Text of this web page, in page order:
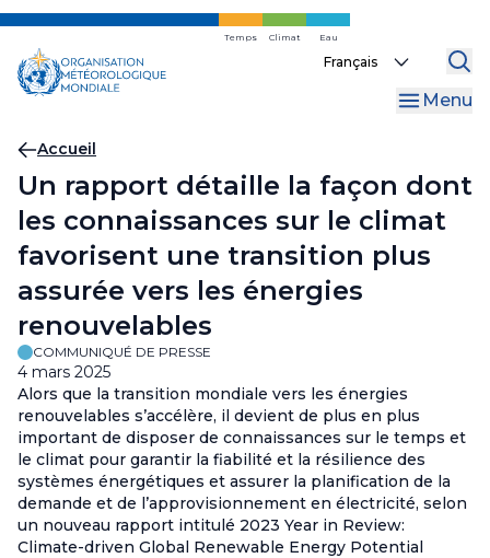
Skip
main
content
Temps Climat Eau
Select
Menu
Fil
d'Ariane
Accueil
Un rapport détaille la façon dont
les connaissances sur le climat
favorisent une transition plus
assurée vers les énergies
renouvelables
COMMUNIQUÉ DE PRESSE
4 mars 2025
Alors que la transition mondiale vers les énergies
renouvelables s’accélère, il devient de plus en plus
important de disposer de connaissances sur le temps et
le climat pour garantir la fiabilité et la résilience des
systèmes énergétiques et assurer la planification de la
demande et de l’approvisionnement en électricité, selon
un nouveau rapport intitulé 2023 Year in Review:
Climate-driven Global Renewable Energy Potential